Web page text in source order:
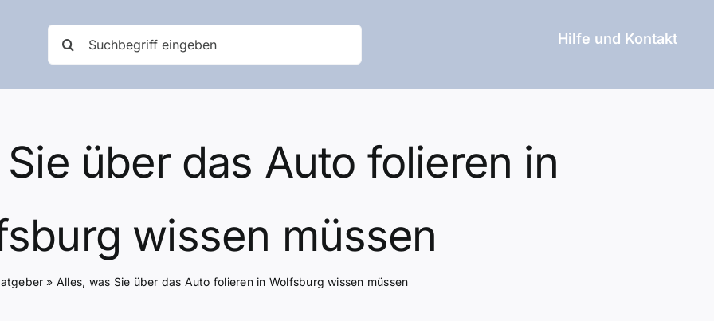
nach:
Hilfe und Kontakt
über das Auto folieren in
wissen müssen
» Alles, was Sie über das Auto folieren in Wolfsburg wissen müssen